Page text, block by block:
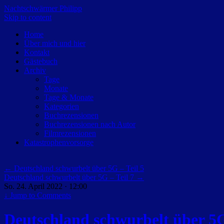
Nachtschwärmer Philipp
Skip to content
Home
Über mich und hier
Kontakt
Gästebuch
Archiv
Tage
Monate
Tage & Monate
Kategorien
Buchrezensionen
Buchrezensionen nach Autor
Filmrezensionen
Katastrophenvorsorge
← Deutschland schwurbelt über 5G – Teil 5
Deutschland schwurbelt über 5G – Teil 7 →
So. 24. April 2022 · 12:00
↓ Jump to Comments
Deutschland schwurbelt über